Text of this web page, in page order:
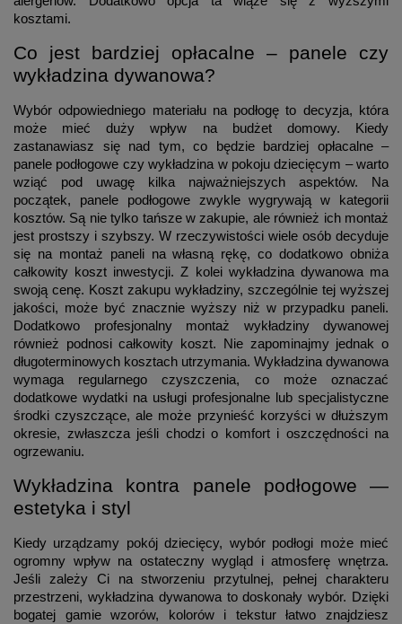
kosztami.
Co jest bardziej opłacalne – panele czy
wykładzina dywanowa?
Wybór odpowiedniego materiału na podłogę to decyzja, która
może mieć duży wpływ na budżet domowy. Kiedy
zastanawiasz się nad tym, co będzie bardziej opłacalne –
panele podłogowe czy wykładzina w pokoju dziecięcym – warto
wziąć pod uwagę kilka najważniejszych aspektów. Na
początek, panele podłogowe zwykle wygrywają w kategorii
kosztów. Są nie tylko tańsze w zakupie, ale również ich montaż
jest prostszy i szybszy. W rzeczywistości wiele osób decyduje
się na montaż paneli na własną rękę, co dodatkowo obniża
całkowity koszt inwestycji. Z kolei wykładzina dywanowa ma
swoją cenę. Koszt zakupu wykładziny, szczególnie tej wyższej
jakości, może być znacznie wyższy niż w przypadku paneli.
Dodatkowo profesjonalny montaż wykładziny dywanowej
również podnosi całkowity koszt. Nie zapominajmy jednak o
długoterminowych kosztach utrzymania. Wykładzina dywanowa
wymaga regularnego czyszczenia, co może oznaczać
dodatkowe wydatki na usługi profesjonalne lub specjalistyczne
środki czyszczące, ale może przynieść korzyści w dłuższym
okresie, zwłaszcza jeśli chodzi o komfort i oszczędności na
ogrzewaniu.
Wykładzina kontra panele podłogowe —
estetyka i styl
Kiedy urządzamy pokój dziecięcy, wybór podłogi może mieć
ogromny wpływ na ostateczny wygląd i atmosferę wnętrza.
Jeśli zależy Ci na stworzeniu przytulnej, pełnej charakteru
przestrzeni, wykładzina dywanowa to doskonały wybór. Dzięki
bogatej gamie wzorów, kolorów i tekstur łatwo znajdziesz